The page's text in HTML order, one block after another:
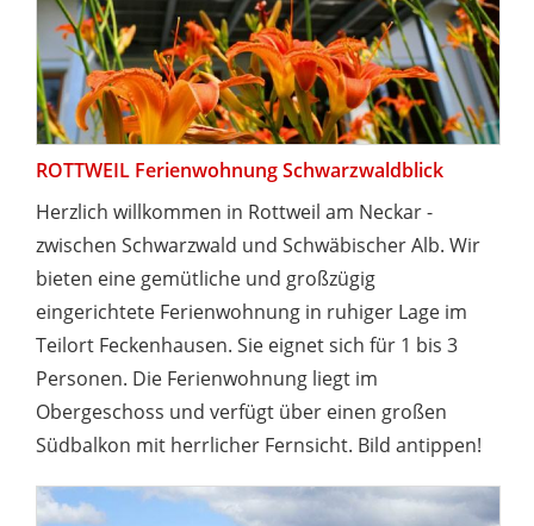
ROTTWEIL Ferienwohnung Schwarzwaldblick
Herzlich willkommen in Rottweil am Neckar -
zwischen Schwarzwald und Schwäbischer Alb. Wir
bieten eine gemütliche und großzügig
eingerichtete Ferienwohnung in ruhiger Lage im
Teilort Feckenhausen. Sie eignet sich für 1 bis 3
Personen. Die Ferienwohnung liegt im
Obergeschoss und verfügt über einen großen
Südbalkon mit herrlicher Fernsicht. Bild antippen!